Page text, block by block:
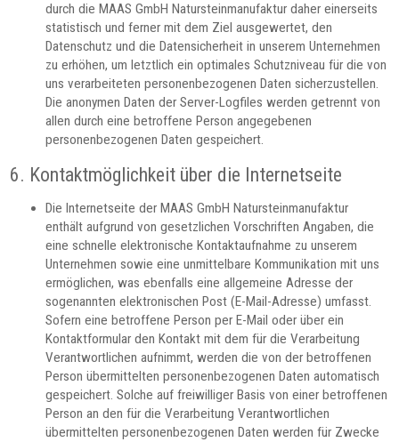
durch die MAAS GmbH Natursteinmanufaktur daher einerseits
statistisch und ferner mit dem Ziel ausgewertet, den
Datenschutz und die Datensicherheit in unserem Unternehmen
zu erhöhen, um letztlich ein optimales Schutzniveau für die von
uns verarbeiteten personenbezogenen Daten sicherzustellen.
Die anonymen Daten der Server-Logfiles werden getrennt von
allen durch eine betroffene Person angegebenen
personenbezogenen Daten gespeichert.
6. Kontaktmöglichkeit über die Internetseite
Die Internetseite der MAAS GmbH Natursteinmanufaktur
enthält aufgrund von gesetzlichen Vorschriften Angaben, die
eine schnelle elektronische Kontaktaufnahme zu unserem
Unternehmen sowie eine unmittelbare Kommunikation mit uns
ermöglichen, was ebenfalls eine allgemeine Adresse der
sogenannten elektronischen Post (E-Mail-Adresse) umfasst.
Sofern eine betroffene Person per E-Mail oder über ein
Kontaktformular den Kontakt mit dem für die Verarbeitung
Verantwortlichen aufnimmt, werden die von der betroffenen
Person übermittelten personenbezogenen Daten automatisch
gespeichert. Solche auf freiwilliger Basis von einer betroffenen
Person an den für die Verarbeitung Verantwortlichen
übermittelten personenbezogenen Daten werden für Zwecke